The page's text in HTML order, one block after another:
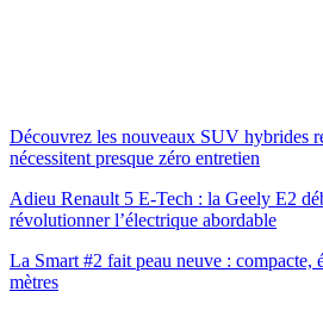
Découvrez les nouveaux SUV hybrides
nécessitent presque zéro entretien
Adieu Renault 5 E-Tech : la Geely E2
révolutionner l’électrique abordable
La Smart #2 fait peau neuve : compacte,
mètres